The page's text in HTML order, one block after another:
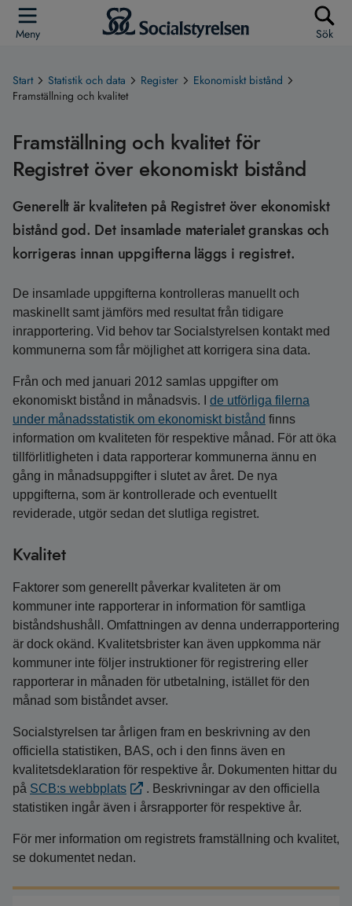
Meny Sök
Start Statistik och data Register
Ekonomiskt bistånd
Framställning och kvalitet
Framställning och kvalitet för
Registret över ekonomiskt bistånd
Generellt är kvaliteten på Registret över ekonomiskt
bistånd god. Det insamlade materialet granskas och
korrigeras innan uppgifterna läggs i registret.
De insamlade uppgifterna kontrolleras manuellt och
maskinellt samt jämförs med resultat från tidigare
inrapportering. Vid behov tar Socialstyrelsen kontakt med
kommunerna som får möjlighet att korrigera sina data.
Från och med januari 2012 samlas uppgifter om
ekonomiskt bistånd in månadsvis. I de utförliga filerna
under månadsstatistik om ekonomiskt bistånd finns
information om kvaliteten för respektive månad. För att öka
tillförlitligheten i data rapporterar kommunerna ännu en
gång in månadsuppgifter i slutet av året. De nya
uppgifterna, som är kontrollerade och eventuellt
reviderade, utgör sedan det slutliga registret.
Kvalitet
Faktorer som generellt påverkar kvaliteten är om
kommuner inte rapporterar in information för samtliga
biståndshushåll. Omfattningen av denna underrapportering
är dock okänd. Kvalitetsbrister kan även uppkomma när
kommuner inte följer instruktioner för registrering eller
rapporterar in månaden för utbetalning, istället för den
månad som biståndet avser.
Socialstyrelsen tar årligen fram en beskrivning av den
officiella statistiken, BAS, och i den finns även en
kvalitetsdeklaration för respektive år. Dokumenten hittar du
på SCB:s webbplats
. Beskrivningar av den officiella
statistiken ingår även i årsrapporter för respektive år.
För mer information om registrets framställning och kvalitet,
se dokumentet nedan.